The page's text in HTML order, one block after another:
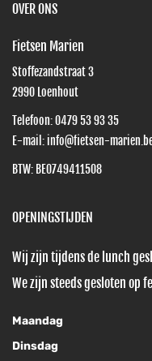
OVER ONS
Fietsen Marien
Stoffezandstraat 3
2990 Loenhout
Telefoon:0479 53 93 35
E-mail: info@fietsen-
BTW: BE0749411508
OPENINGSTIJDEN
Wij zijn tijdens de lunch
We zijn steeds gesloten op
Maandag
Dinsdag